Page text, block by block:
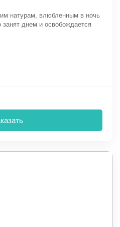
натурам, влюбленным в ночь
днем и освобождается